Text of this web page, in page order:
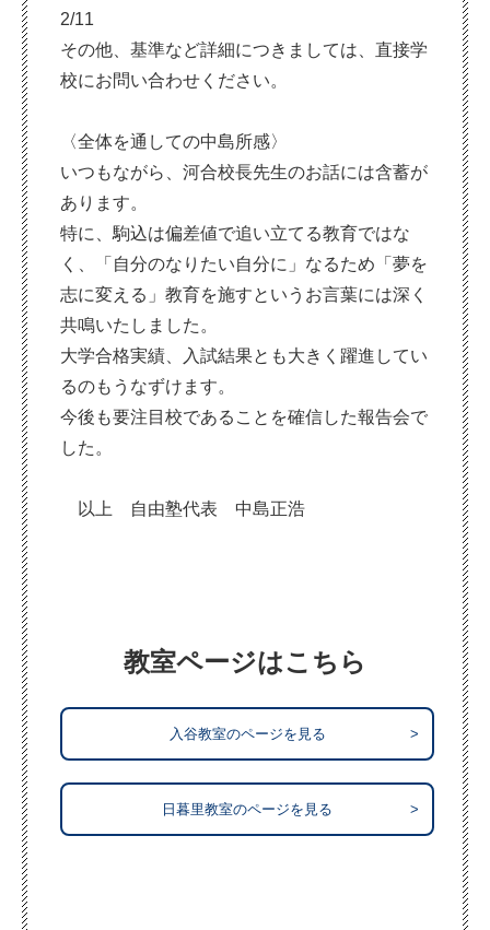
2/11
その他、基準など詳細につきましては、直接学
校にお問い合わせください。
〈全体を通しての中島所感〉
いつもながら、河合校長先生のお話には含蓄が
あります。
特に、駒込は偏差値で追い立てる教育ではな
く、「自分のなりたい自分に」なるため「夢を
志に変える」教育を施すというお言葉には深く
共鳴いたしました。
大学合格実績、入試結果とも大きく躍進してい
るのもうなずけます。
今後も要注目校であることを確信した報告会で
した。
以上 自由塾代表 中島正浩
教室ページはこちら
入谷教室のページを見る >
日暮里教室のページを見る >